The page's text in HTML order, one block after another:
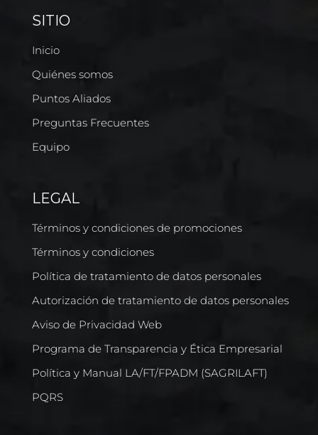
SITIO
Inicio
Quiénes somos
Puntos Aliados
Preguntas Frecuentes
Equipo
LEGAL
Términos y condiciones de promociones
Términos y condiciones
Política de tratamiento de datos personales
Autorización de tratamiento de datos personales
Aviso de Privacidad Web
Programa de Transparencia y Ética Empresarial
Política y Manual LA/FT/FPADM (SAGRILAFT)
PQRS